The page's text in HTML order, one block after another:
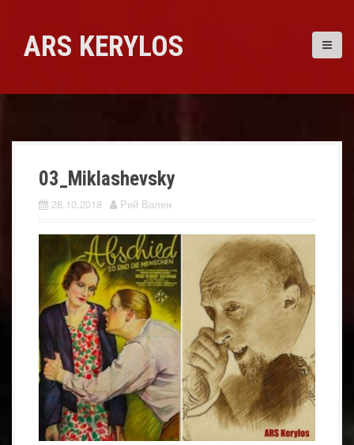
contentARS KERYLOS
03_Miklashevsky
28.10.2018 Рий Вален